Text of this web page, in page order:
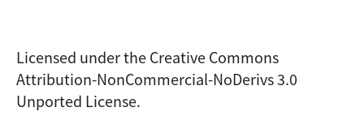
Licensed under the Creative Commons
Attribution-NonCommercial-NoDerivs 3.0
Unported License.